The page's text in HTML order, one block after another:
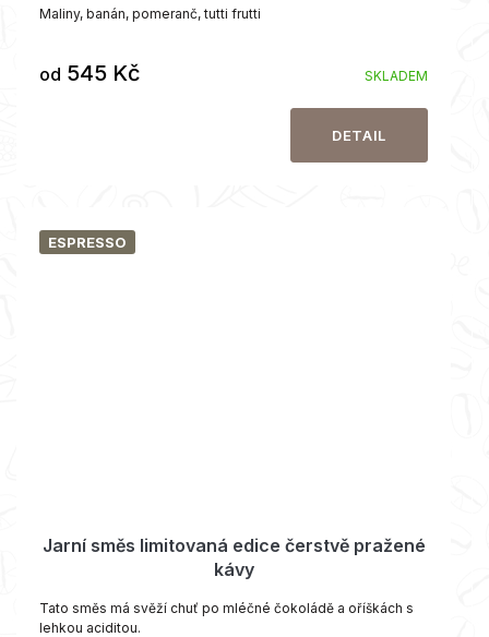
SKLADEM
od 545 Kč
DETAIL
Maliny, banán, pomeranč, tutti frutti
ESPRESSO
Jarní směs limitovaná edice čerstvě pražené
kávy
Tato směs má svěží chuť po mléčné čokoládě a oříškách s
lehkou aciditou.